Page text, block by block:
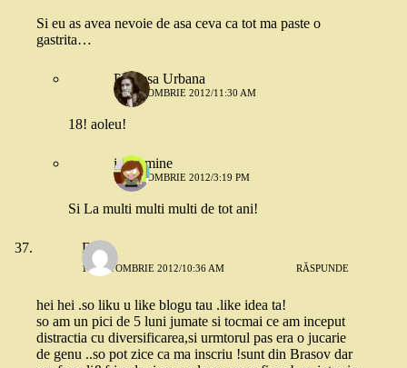
Si eu as avea nevoie de asa ceva ca tot ma paste o
gastrita…
Printesa Urbana
18 OCTOMBRIE 2012/11:30 AM
18! aoleu!
ieucumine
18 OCTOMBRIE 2012/3:19 PM
Si La multi multi multi de tot ani!
Dana
18 OCTOMBRIE 2012/10:36 AM RĂSPUNDE
hei hei .so liku u like blogu tau .like idea ta!
so am un pici de 5 luni jumate si tocmai ce am inceput
distractia cu diversificarea,si urmtorul pas era o jucarie
de genu ..so pot zice ca ma inscriu !sunt din Brasov dar